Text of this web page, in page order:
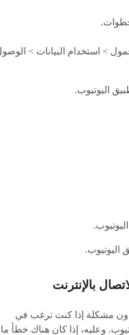
> استخدام البيانات >
اليوتيوب.
اليوتيوب.
دون مشكلة إذا كنت ترغب في
وعليه، إذا كان هناك خطأ